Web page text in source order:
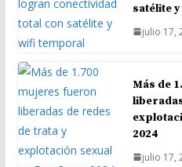
satélite
julio 17,
Más de
2024
julio 17,